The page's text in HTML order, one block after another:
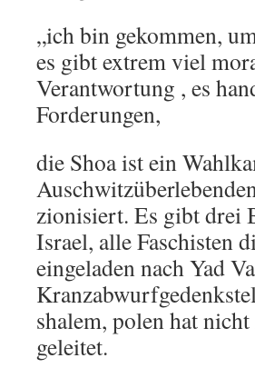
„ich bin gekommen,
es gibt extrem viel
Verantwortung , es
Forderungen,
die Shoa ist ein
zionisiert. Es gibt drei
Israel, alle Faschisten
eingeladen nach Yad
shalem, polen hat
geleitet.